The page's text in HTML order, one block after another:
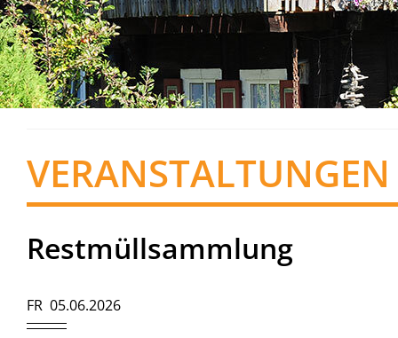
VERANSTALTUNGEN
Restmüllsammlung
FR 05.06.2026